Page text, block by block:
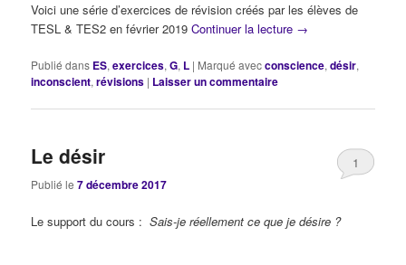
Voici une série d’exercices de révision créés par les élèves de
TESL & TES2 en février 2019Continuer la lecture →
Publié dans ES,exercices,G, L | Marqué avecconscience,désir,
inconscient,révisions | Laisser un commentaire
Le désir
Publié le7 décembre 2017
1
Le support du cours : Sais-je réellement ce que je désire ?